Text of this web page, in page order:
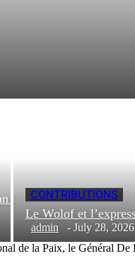
|
CONTRIBUTIONS
Le Wolof et
admin - July 28, 2026
de la Paix, le Général De